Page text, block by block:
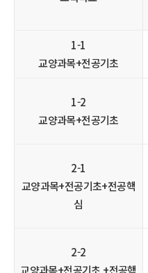
1-1
교양과목+전공기초
1-2
교양과목+전공기초
2-1
교양과목+전공기초+전공핵
심
2-2
교양과목+전공기초 +전공핵